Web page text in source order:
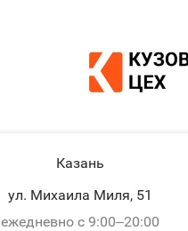
Казань
ул. Михаила Миля, 51
ежедневно с 9:00–20:00